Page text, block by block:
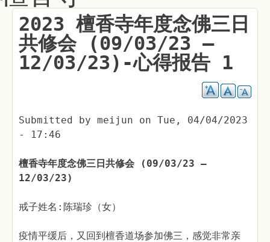
2023 檀香寺年度念佛三日
共修会 (09/03/23 –
12/03/23)-心得报告 1
Submitted by meijun on Tue, 04/04/2023
- 17:46
檀香寺年度念佛三日共修会 (09/03/23 –
12/03/23)
戒子姓名:陈瑞珍（女）
疫情平缓后，又回到檀香道场参加佛三，感觉非常亲